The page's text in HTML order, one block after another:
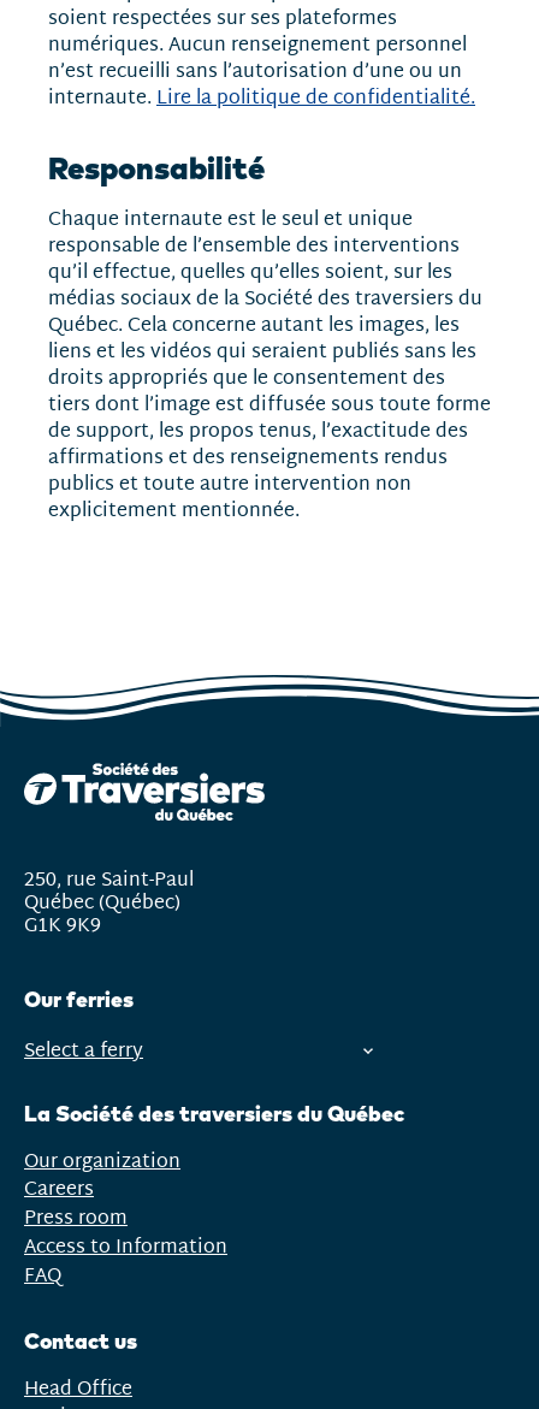
soient respectées sur ses plateformes
numériques. Aucun renseignement personnel
n’est recueilli sans l’autorisation d’une ou un
internaute. Lire la politique de confidentialité.
Responsabilité
Chaque internaute est le seul et unique
responsable de l’ensemble des interventions
qu’il effectue, quelles qu’elles soient, sur les
médias sociaux de la Société des traversiers du
Québec. Cela concerne autant les images, les
liens et les vidéos qui seraient publiés sans les
droits appropriés que le consentement des
tiers dont l’image est diffusée sous toute forme
de support, les propos tenus, l’exactitude des
affirmations et des renseignements rendus
publics et toute autre intervention non
explicitement mentionnée.
250, rue Saint-Paul
Québec (Québec)
G1K 9K9
Our ferries
Open
Select a ferry
La Société des traversiers du Québec
Our organization
Careers
Press room
Access to Information
FAQ
Contact us
Head Office